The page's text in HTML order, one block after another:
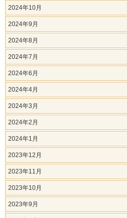
2024年10月
2024年9月
2024年8月
2024年7月
2024年6月
2024年4月
2024年3月
2024年2月
2024年1月
2023年12月
2023年11月
2023年10月
2023年9月